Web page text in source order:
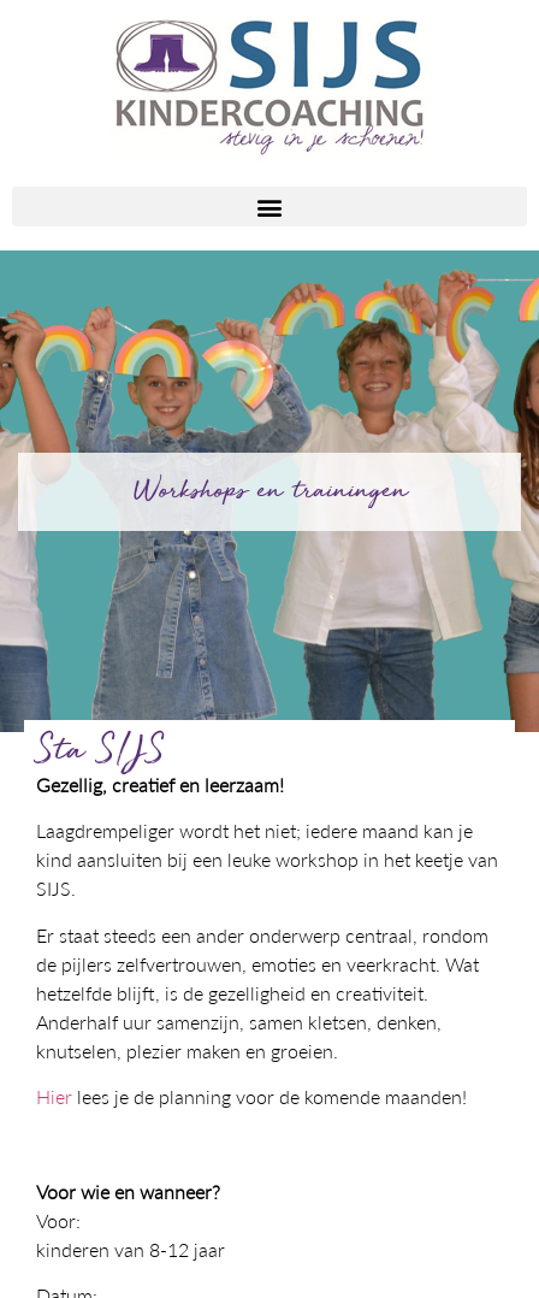
Workshops en trainingen
Sta SIJS
Gezellig, creatief en leerzaam!
Laagdrempeliger wordt het niet; iedere maand kan je
kind aansluiten bij een leuke workshop in het keetje van
SIJS.
Er staat steeds een ander onderwerp centraal, rondom
de pijlers zelfvertrouwen, emoties en veerkracht. Wat
hetzelfde blijft, is de gezelligheid en creativiteit.
Anderhalf uur samenzijn, samen kletsen, denken,
knutselen, plezier maken en groeien.
Hier lees je de planning voor de komende maanden!
Voor wie en wanneer?
Voor:
kinderen van 8-12 jaar